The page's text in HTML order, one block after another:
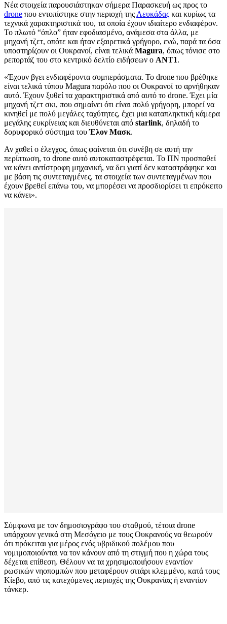
Νέα στοιχεία παρουσιάστηκαν σήμερα Παρασκευή ως προς το
drone που εντοπίστηκε στην περιοχή της Λευκάδας και κυρίως τα
τεχνικά χαρακτηριστικά του, τα οποία έχουν ιδιαίτερο ενδιαφέρον.
Το πλωτό “όπλο” ήταν εφοδιασμένο, ανάμεσα στα άλλα, με
μηχανή τζετ, οπότε και ήταν εξαιρετικά γρήγορο, ενώ, παρά τα όσα
υποστηρίζουν οι Ουκρανοί, είναι τελικά Magura, όπως τόνισε στο
ρεπορτάζ του στο κεντρικό δελτίο ειδήσεων ο ANT1.
«Έχουν βγει ενδιαφέροντα συμπεράσματα. Το drone που βρέθηκε
είναι τελικά τύπου Magura παρόλο που οι Ουκρανοί το αρνήθηκαν
αυτό. Έχουν ξυθεί τα χαρακτηριστικά από αυτό το drone. Έχει μία
μηχανή τζετ σκι, που σημαίνει ότι είναι πολύ γρήγορη, μπορεί να
κινηθεί με πολύ μεγάλες ταχύτητες, έχει μια καταπληκτική κάμερα
μεγάλης ευκρίνειας και διευθύνεται από starlink, δηλαδή το
δορυφορικό σύστημα τουΈλον Μασκ.
Αν χαθεί ο έλεγχος, όπως φαίνεται ότι συνέβη σε αυτή την
περίπτωση, το drone αυτό αυτοκαταστρέφεται. Το ΠΝ προσπαθεί
να κάνει αντίστροφη μηχανική, να δει γιατί δεν καταστράφηκε και
με βάση τις συντεταγμένες, τα στοιχεία των συντεταγμένων που
έχουν βρεθεί επάνω του, να μπορέσει να προσδιορίσει τι επρόκειτο
να κάνει».
Σύμφωνα με τον δημοσιογράφο του σταθμού, τέτοια drone
υπάρχουν γενικά στη Μεσόγειο με τους Ουκρανούς να θεωρούν
ότι πρόκειται για μέρος ενός υβριδικού πολέμου που
νομιμοποιούνται να τον κάνουν από τη στιγμή που η χώρα τους
δέχεται επίθεση. Θέλουν να τα χρησιμοποιήσουν εναντίον
ρωσικών νηοπομπών που μεταφέρουν σιτάρι κλεμμένο, κατά τους
Κίεβο, από τις κατεχόμενες περιοχές της Ουκρανίας ή εναντίον
τάνκερ.